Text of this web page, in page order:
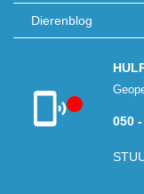
Dierenblog
Klantenservice050